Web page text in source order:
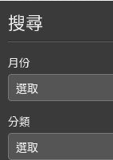
搜尋
月份
分類